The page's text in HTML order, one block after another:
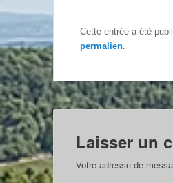
Cette entrée a été
permalien
Laisser un
Votre adresse de